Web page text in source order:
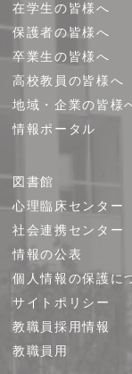
在学生の皆様へ
保護者の皆様へ
卒業生の皆様へ
高校教員の皆様へ
地域・企業の皆様
情報ポータル
図書館
心理臨床センター
社会連携センター
情報の公表
個人情報の保護に
サイトポリシー
教職員採用情報
教職員用